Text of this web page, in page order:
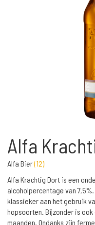
Alfa
Alfa Bier(12)
Alfa Krachtig Dort is een
alcoholpercentage van
klassieker aan het gebruik
hopsoorten. Bijzonder is
maanden. Ondanks zijn